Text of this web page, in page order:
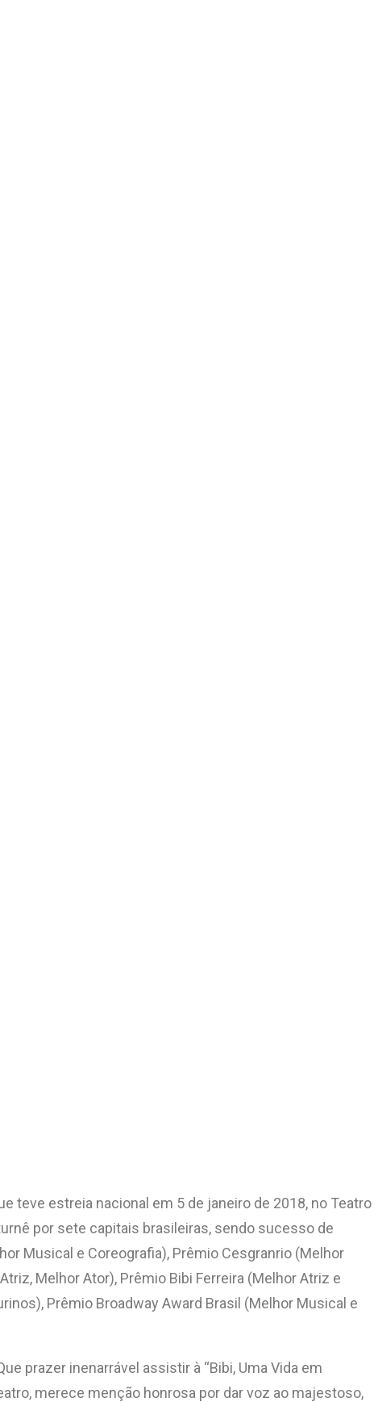
teve estreia nacional em 5 de janeiro de 2018, no Teatro
por sete capitais brasileiras, sendo sucesso de
Musical e Coreografia), Prêmio Cesgranrio (Melhor
Melhor Ator), Prêmio Bibi Ferreira (Melhor Atriz e
Prêmio Broadway Award Brasil (Melhor Musical e
prazer inenarrável assistir à “Bibi, Uma Vida em
merece menção honrosa por dar voz ao majestoso,